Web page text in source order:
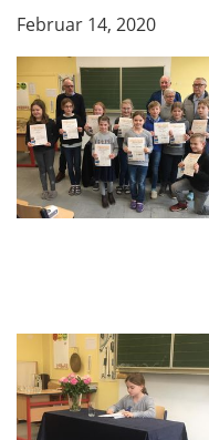
Februar 14, 2020